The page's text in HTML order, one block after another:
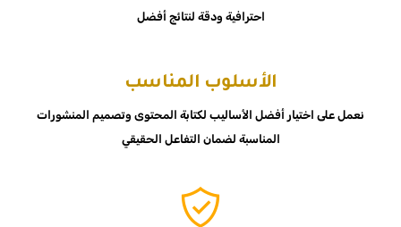
احترافية ودقة لنتائج أفضل
الأسلوب المناسب
نعمل على اختيار أفضل الأساليب لكتابة المحتوى وتصميم المنشورات
المناسبة لضمان التفاعل الحقيقي